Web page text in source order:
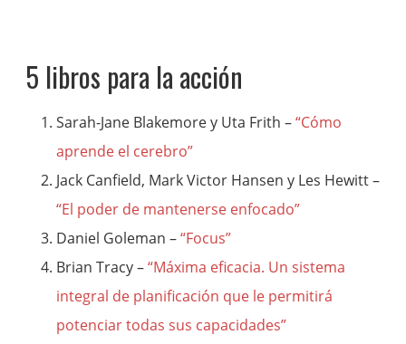
5 libros para la acción
Sarah-Jane Blakemore y Uta Frith –“Cómo
aprende el cerebro”
Jack Canfield, Mark Victor Hansen y Les Hewitt –
“El poder de mantenerse enfocado”
Daniel Goleman –“Focus”
Brian Tracy –“Máxima eficacia. Un sistema
integral de planificación que le permitirá
potenciar todas sus capacidades”